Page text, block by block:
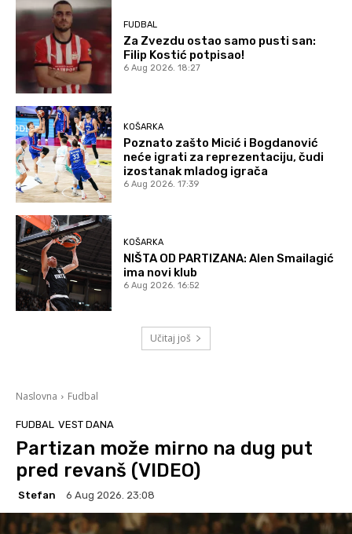
FUDBAL
Za Zvezdu ostao samo pusti san:
Filip Kostić potpisao!
6 Aug 2026. 18:27
KOŠARKA
Poznato zašto Micić i Bogdanović
neće igrati za reprezentaciju, čudi
izostanak mladog igrača
6 Aug 2026. 17:39
KOŠARKA
NIŠTA OD PARTIZANA: Alen Smailagić
ima novi klub
6 Aug 2026. 16:52
Učitaj još